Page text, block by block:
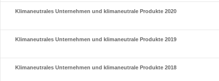
Klimaneutrales Unternehmen und klimaneutrale Produkte 2020
Klimaneutrales Unternehmen und klimaneutrale Produkte 2019
Klimaneutrales Unternehmen und klimaneutrale Produkte 2018